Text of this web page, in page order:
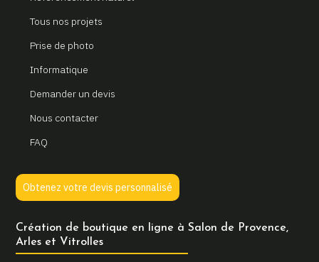
Tous nos projets
Prise de photo
Informatique
Demander un devis
Nous contacter
FAQ
Obtenez votre devis personnalisé
Création de boutique en ligne à Salon de Provence,
Arles et Vitrolles